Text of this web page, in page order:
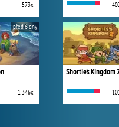
573x
1 346x
před 6 dny
Shortie's Kingdom